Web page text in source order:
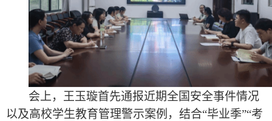
会上，王玉璇首先通报近期全国安全事件情况
以及高校学生教育管理警示案例，结合“毕业季”“考